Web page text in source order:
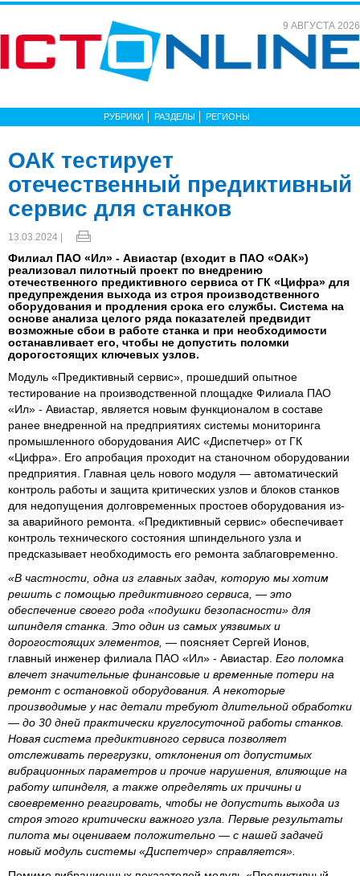
9 АВГУСТА 2026
РУБРИКИ РАЗДЕЛЫ РЕГИОНЫ
ОАК тестирует
отечественный предиктивный
сервис для станков
13.03.2024 |
Филиал ПАО «Ил» - Авиастар (входит в ПАО «ОАК»)
реализовал пилотный проект по внедрению
отечественного предиктивного сервиса от ГК «Цифра» для
предупреждения выхода из строя производственного
оборудования и продления срока его службы. Система на
основе анализа целого ряда показателей предвидит
возможные сбои в работе станка и при необходимости
останавливает его, чтобы не допустить поломки
дорогостоящих ключевых узлов.
Модуль «Предиктивный сервис», прошедший опытное
тестирование на производственной площадке Филиала ПАО
«Ил» - Авиастар, является новым функционалом в составе
ранее внедренной на предприятиях системы мониторинга
промышленного оборудования АИС «Диспетчер» от ГК
«Цифра». Его апробация проходит на станочном оборудовании
предприятия. Главная цель нового модуля — автоматический
контроль работы и защита критических узлов и блоков станков
для недопущения долговременных простоев оборудования из-
за аварийного ремонта. «Предиктивный сервис» обеспечивает
контроль технического состояния шпиндельного узла и
предсказывает необходимость его ремонта заблаговременно.
«В частности, одна из главных задач, которую мы хотим
решить с помощью предиктивного сервиса, — это
обеспечение своего рода «подушки безопасности» для
шпинделя станка. Это один из самых уязвимых и
дорогостоящих элементов, — поясняет Сергей Ионов,
главный инженер филиала ПАО «Ил» - Авиастар. Его поломка
влечет значительные финансовые и временные потери на
ремонт с остановкой оборудования. А некоторые
производимые у нас детали требуют длительной обработки
— до 30 дней практически круглосуточной работы станков.
Новая система предиктивного сервиса позволяет
отслеживать перегрузки, отклонения от допустимых
вибрационных параметров и прочие нарушения, влияющие на
работу шпинделя, а также определять их причины и
своевременно реагировать, чтобы не допустить выхода из
строя этого критически важного узла. Первые результаты
пилота мы оцениваем положительно — с нашей задачей
новый модуль системы «Диспетчер» справляется».